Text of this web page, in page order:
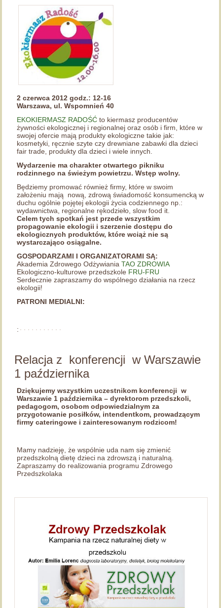
2 czerwca 2012 godz.: 12-16
Warszawa, ul. Wspomnień 40
EKOKIERMASZ RADOŚĆ to kiermasz producentów
żywności ekologicznej i regionalnej oraz osób i firm, które w
swojej ofercie mają produkty ekologiczne takie jak:
kosmetyki, ręcznie szyte czy drewniane zabawki dla dzieci
fair trade, produkty dla dzieci i wiele innych.
Wydarzenie ma charakter otwartego pikniku
rodzinnego na świeżym powietrzu. Wstęp wolny.
Będziemy promować również firmy, które w swoim
założeniu mają nową, zdrową świadomość konsumencką w
duchu ogólnie pojętej ekologii życia codziennego np.:
wydawnictwa, regionalne rękodzieło, slow food it.
Celem tych spotkań jest przede wszystkim
propagowanie ekologii i szerzenie dostępu do
ekologicznych produktów, które wciąż nie są
wystarczająco osiągalne.
GOSPODARZAMI I ORGANIZATORAMI SĄ:
Akademia Zdrowego OdżywianiaTAO ZDROWIA
Ekologiczno-kulturowe przedszkole FRU-FRU
Serdecznie zapraszamy do wspólnego działania na rzecz
ekologii!
PATRONI MEDIALNI:
:
Relacja z konferencji w Warszawie
1 października
Dziękujemy wszystkim uczestnikom konferencji w
Warszawie 1 października – dyrektorom przedszkoli,
pedagogom, osobom odpowiedzialnym za
przygotowanie posiłków, intendentkom, prowadzącym
firmy cateringowe i zainteresowanym rodzicom!
Mamy nadzieję, że wspólnie uda nam się zmienić
przedszkolną dietę dzieci na zdrowszą i naturalną.
Zapraszamy do realizowania programu Zdrowego
Przedszkolaka